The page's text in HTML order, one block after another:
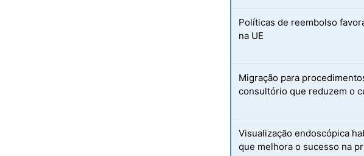
Políticas de reembolso
na UE
Migração para
consultório que reduzem o
Visualização endoscópica
que melhora o sucesso na